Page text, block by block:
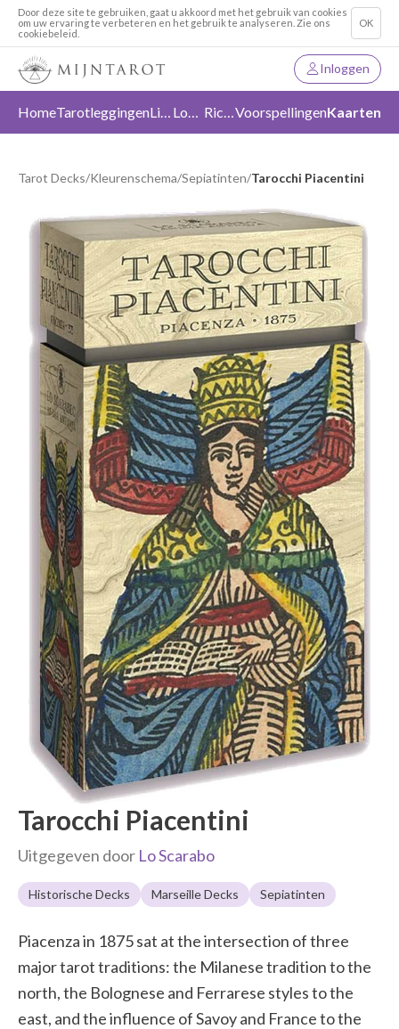
Door deze site te gebruiken, gaat u akkoord met het gebruik van cookies
om uw ervaring te verbeteren en het gebruik te analyseren. Zie ons
cookiebeleid.
OK
Inloggen
HomeTarotleggingen Liefde Loslaten RichtingVoorspellingenKaarten
Tarot Decks/Kleurenschema/Sepiatinten/Tarocchi Piacentini
Tarocchi Piacentini
Uitgegeven door Lo Scarabo
Historische Decks Marseille Decks Sepiatinten
Piacenza in 1875 sat at the intersection of three
major tarot traditions: the Milanese tradition to the
north, the Bolognese and Ferrarese styles to the
east, and the influence of Savoy and France to the